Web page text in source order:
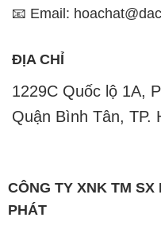
📧 Email:
ĐỊA CHỈ
1229C Quốc lộ 1A,
Quận Bình Tân, TP.
CÔNG TY XNK TM
PHÁT